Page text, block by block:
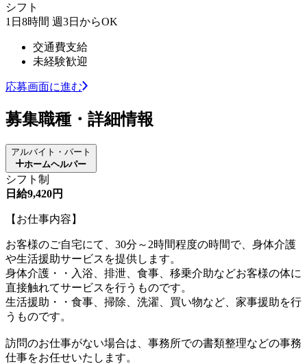
シフト
1日8時間 週3日からOK
交通費支給
未経験歓迎
応募画面に進む
募集職種・詳細情報
アルバイト・パート
ホームヘルパー
シフト制
日給9,420円
【お仕事内容】
お客様のご自宅にて、30分～2時間程度の時間で、身体介護
や生活援助サービスを提供します。
身体介護・・入浴、排泄、食事、移乗介助などお客様の体に
直接触れてサービスを行うものです。
生活援助・・食事、掃除、洗濯、買い物など、家事援助を行
うものです。
訪問のお仕事がない場合は、事務所での書類整理などの事務
仕事をお任せいたします。